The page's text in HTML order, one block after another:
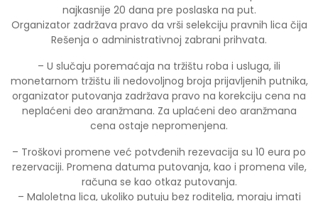
najkasnije 20 dana pre poslaska na put.
Organizator zadržava pravo da vrši selekciju pravnih lica čija
Rešenja o administrativnoj zabrani prihvata.
– U slučaju poremaćaja na tržištu roba i usluga, ili
monetarnom tržištu ili nedovoljnog broja prijavljenih putnika,
organizator putovanja zadržava pravo na korekciju cena na
neplaćeni deo aranžmana. Za uplaćeni deo aranžmana
cena ostaje nepromenjena.
– Troškovi promene već potvđenih rezevacija su 10 eura po
rezervaciji. Promena datuma putovanja, kao i promena vile,
računa se kao otkaz putovanja.
– Maloletna lica, ukoliko putuju bez roditelja, moraju imati